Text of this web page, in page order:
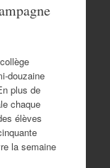
douzaine
plus de
chaque
élèves
la semaine